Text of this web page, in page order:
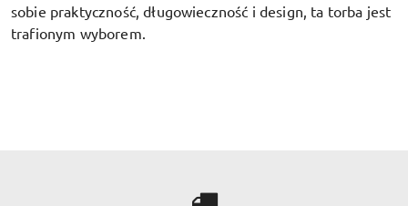
sobie praktyczność, długowieczność i design, ta torba jest
trafionym wyborem.